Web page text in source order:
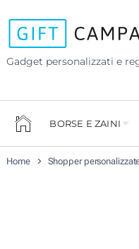
Gadget personalizzati e
BORSE E ZAINI
Home Shopper